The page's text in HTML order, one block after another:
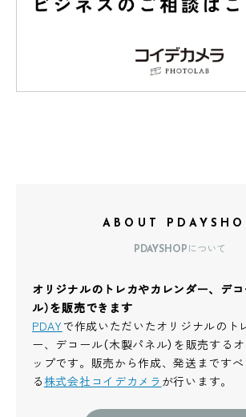
ABOUT
PDAYSHOPについて
オリジナルのトレカやカレンダー、デコ
ル）を販売できます
PDAY で作成いただいたオリジナルのト
ー、デコール（木製パネル）を販売する
ップです。販売から作成、発送まです
る株式会社コイデカメラ が行います。